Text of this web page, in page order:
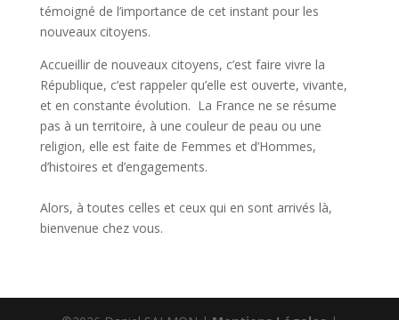
témoigné de l’importance de cet instant pour les
nouveaux citoyens.
Accueillir de nouveaux citoyens, c’est faire vivre la
République, c’est rappeler qu’elle est ouverte, vivante,
et en constante évolution. La France ne se résume
pas à un territoire, à une couleur de peau ou une
religion, elle est faite de Femmes et d’Hommes,
d’histoires et d’engagements.
Alors, à toutes celles et ceux qui en sont arrivés là,
bienvenue chez vous.